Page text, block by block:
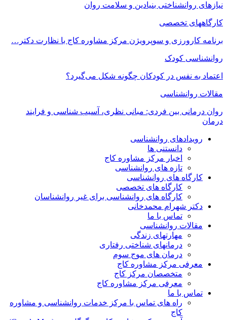
نیازهای روانشناختی بنیادین و سلامت روان
کارگاههای تخصصی
برنامه کارورزی و سوپرویژن مرکز مشاوره کاج با نظارت دکتر…
روانشناسی کودک
اعتماد به‌ نفس در کودکان چگونه شکل می‌گیرد؟
مقالات روانشناسی
روان درمانی بین فردی: مبانی نظری، آسیب شناسی و فرایند
درمان
رویدادهای روانشناسی
دانستنی ها
اخبار مرکز مشاوره کاج
تازه های روانشناسی
کارگاه های روانشناسی
کارگاه های تخصصی
کارگاه های روانشناسی برای غیر روانشناسان
دکتر شهرام محمدخانی
تماس با ما
مقالات روانشناسی
مهارتهای زندگی
درمانهای شناختی رفتاری
درمان های موج سوم
معرفی مرکز مشاوره کاج
متخصصان مرکز کاج
معرفی مرکز مشاوره کاج
تماس با ما
راه های تماس با مرکز خدمات روانشناسی و مشاوره
کاج